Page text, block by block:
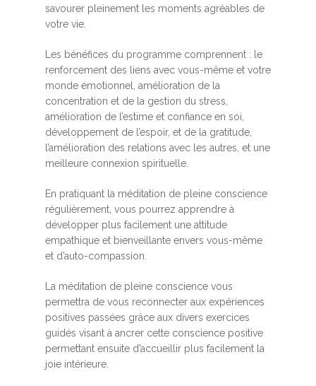
savourer pleinement les moments agréables de
votre vie.
Les bénéfices du programme comprennent : le
renforcement des liens avec vous-même et votre
monde émotionnel, amélioration de la
concentration et de la gestion du stress,
amélioration de l’estime et confiance en soi,
développement de l’espoir, et de la gratitude,
l’amélioration des relations avec les autres, et une
meilleure connexion spirituelle.
En pratiquant la méditation de pleine conscience
régulièrement, vous pourrez apprendre à
développer plus facilement une attitude
empathique et bienveillante envers vous-même
et d’auto-compassion.
La méditation de pleine conscience vous
permettra de vous reconnecter aux expériences
positives passées grâce aux divers exercices
guidés visant à ancrer cette conscience positive
permettant ensuite d’accueillir plus facilement la
joie intérieure.